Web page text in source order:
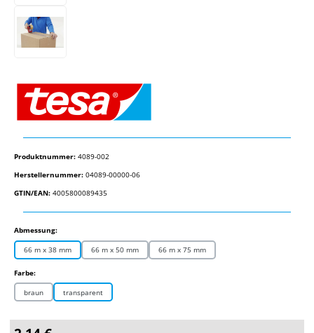
Produktnummer: 4089-002
Herstellernummer: 04089-00000-06
GTIN/EAN: 4005800089435
Abmessung:auswählen
66 m x 38 mm 66 m x 50 mm 66 m x 75 mm
Farbe:auswählen
braun transparent